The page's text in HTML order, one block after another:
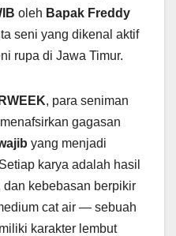
oleh Bapak Freddy
seni yang dikenal aktif
rupa di Jawa Timur.
, para seniman
gagasan
yang menjadi
karya adalah hasil
dan kebebasan berpikir
cat air — sebuah
karakter lembut